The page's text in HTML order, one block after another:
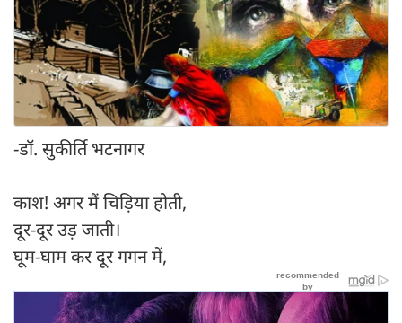
-डॉ. सुकीर्ति भटनागर
काश! अगर मैं चिड़िया होती,
दूर-दूर उड़ जाती।
घूम-घाम कर दूर गगन में,